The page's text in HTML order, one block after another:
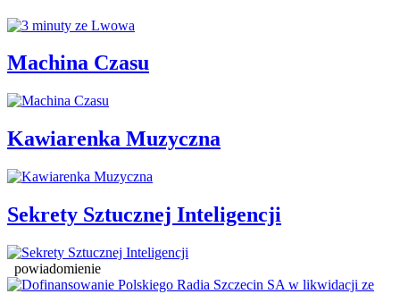
Machina Czasu
Kawiarenka Muzyczna
Sekrety Sztucznej Inteligencji
powiadomienie